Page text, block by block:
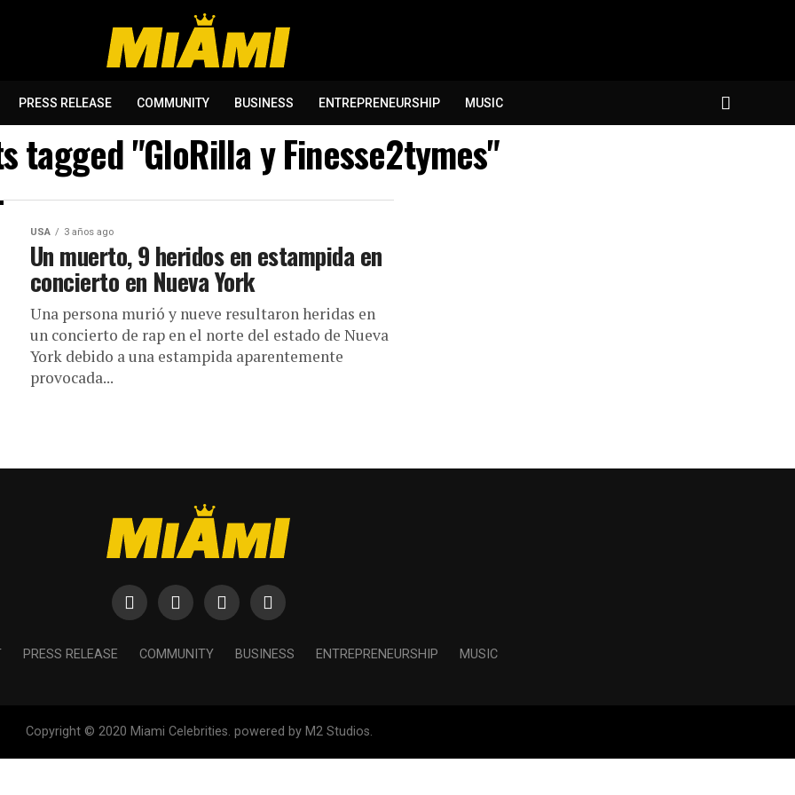
PRESS RELEASE COMMUNITY BUSINESS ENTREPRENEURSHIP MUSIC
tagged "GloRilla y Finesse2tymes"
USA 3 años ago
Un muerto, 9 heridos en estampida en
concierto en Nueva York
Una persona murió y nueve resultaron heridas en
un concierto de rap en el norte del estado de Nueva
York debido a una estampida aparentemente
provocada...
PRESS RELEASE COMMUNITY BUSINESS ENTREPRENEURSHIP MUSIC
Copyright © 2020 Miami Celebrities. powered by M2 Studios.